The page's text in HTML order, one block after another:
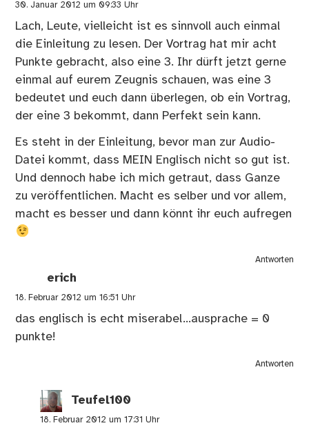
30. Januar 2012 um 09:33 Uhr
Lach, Leute, vielleicht ist es sinnvoll auch einmal
die Einleitung zu lesen. Der Vortrag hat mir acht
Punkte gebracht, also eine 3. Ihr dürft jetzt gerne
einmal auf eurem Zeugnis schauen, was eine 3
bedeutet und euch dann überlegen, ob ein Vortrag,
der eine 3 bekommt, dann Perfekt sein kann.
Es steht in der Einleitung, bevor man zur Audio-
Datei kommt, dass MEIN Englisch nicht so gut ist.
Und dennoch habe ich mich getraut, dass Ganze
zu veröffentlichen. Macht es selber und vor allem,
macht es besser und dann könnt ihr euch aufregen
Antworten
erich
18. Februar 2012 um 16:51 Uhr
das englisch is echt miserabel…ausprache = 0
punkte!
Antworten
Teufel100
18. Februar 2012 um 17:31 Uhr